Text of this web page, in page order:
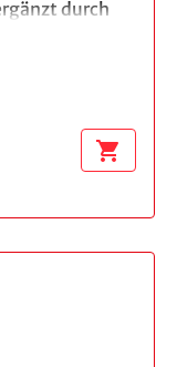
durch
ein
empfehlen
shopping_cart